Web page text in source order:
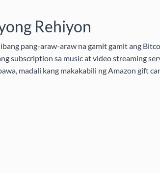
Rehiyon
pang-araw-araw na gamit gamit ang
subscription sa music at video streaming
madali kang makakabili ng Amazon gift